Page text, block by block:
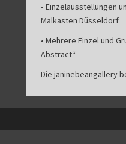
• Einzelausstellungen
Malkasten Düsseldorf
• Mehrere Einzel und
Abstract“
Die janinebeangallery